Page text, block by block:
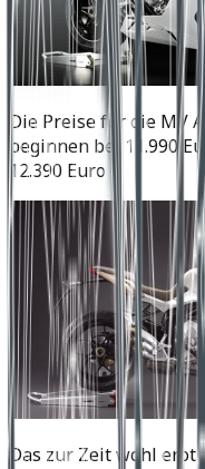
Die Preise für die MV
beginnen bei 11.990
12.390 Euro
Das zur Zeit wohl